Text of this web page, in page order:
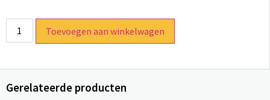
Toevoegen aan winkelwagen
Gerelateerde producten